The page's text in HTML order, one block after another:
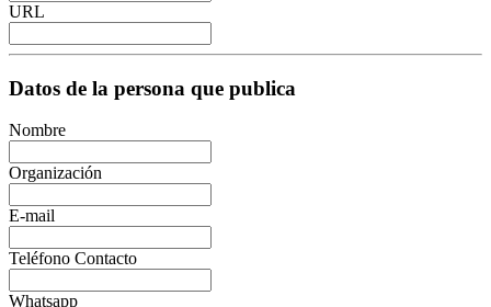
URL
Datos de la persona que publica
Nombre
Organización
E-mail
Teléfono Contacto
Whatsapp